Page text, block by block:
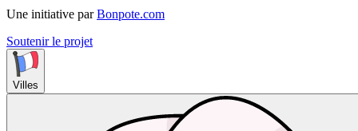
Une initiative par Bonpote.com
Soutenir le projet
Villes